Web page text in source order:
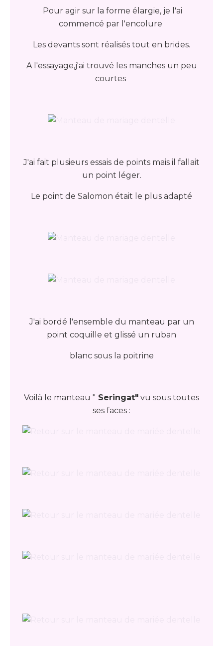
Pour agir sur la forme élargie, je l'ai
commencé par l'encolure
Les devants sont réalisés tout en brides.
A l'essayage,j'ai trouvé les manches un peu
courtes
J'ai fait plusieurs essais de points mais il fallait
un point léger.
Le point de Salomon était le plus adapté
J'ai bordé l'ensemble du manteau par un
point coquille et glissé un ruban
blanc sous la poitrine
Voilà le manteau " Seringat" vu sous toutes
ses faces :